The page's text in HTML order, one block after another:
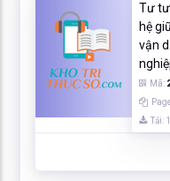
Tư
hệ
vận
Mã:
Tải: